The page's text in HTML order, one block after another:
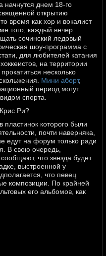
начнутся днем 18-го
открытию
время как хор и вокалист
того, каждый вечер
сочинский ледовый
шоу-программа с
для любителей катания
на территории
несколько
Мини аборт,
период могут
спорта.
Ри?
которого были
почти наверняка,
едут на форум только ради
В свою очередь,
что звезда будет
выстроенной у
что певец
композиции. По крайней
его альбомов, как